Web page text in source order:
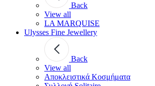
Back
View all
LA MARQUISE
Ulysses Fine Jewellery
Back
View all
Αποκλειστικά Κοσμήματα